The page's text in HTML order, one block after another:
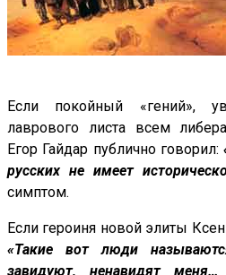
Если покойный «гений»,
лаврового листа всем
Егор Гайдар публично говорил:
русских не имеет
симптом.
Если героиня новой элиты
«Такие вот люди
завидуют, ненавидят